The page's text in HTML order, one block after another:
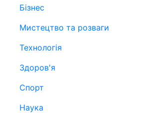
Бізнес
Мистецтво та розваги
Технологія
Здоров'я
Спорт
Наука